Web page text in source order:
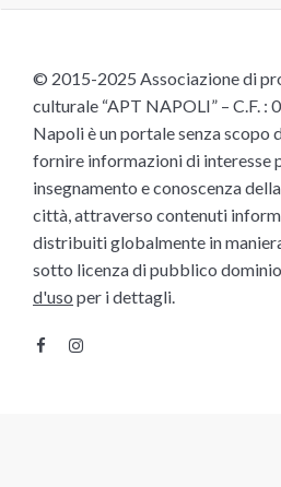
© 2015-2025 Associazione di
culturale “APT NAPOLI” – C.F. :
Napoli è un portale senza scopo
fornire informazioni di interesse
insegnamento e conoscenza
città, attraverso contenuti
distribuiti globalmente in
sotto licenza di pubblico dominio.
d'uso per i dettagli.